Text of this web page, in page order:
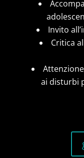
Invito
Critica
ai disturbi